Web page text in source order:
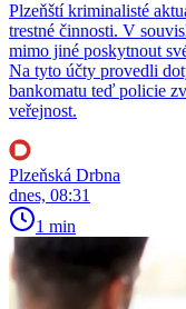
Plzeňští kriminalisté
trestné činnosti. V
mimo jiné poskytnout
Na tyto účty provedli
bankomatu teď policie
veřejnost.
Plzeňská Drbna
dnes, 08:31
1 min